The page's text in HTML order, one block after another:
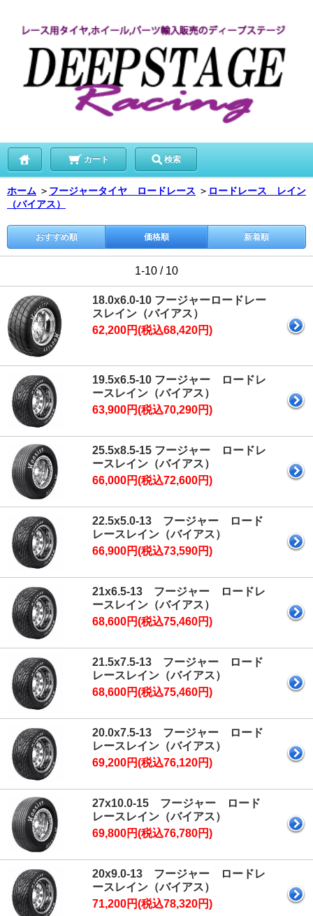
カート 検索
ホーム ＞ フージャータイヤ ロードレース ＞ ロードレース レイン
（バイアス）
おすすめ順 価格順 新着順
1-10 / 10
18.0x6.0-10 フージャーロードレー
スレイン（バイアス）
62,200円(税込68,420円)
19.5x6.5-10 フージャー ロードレ
ースレイン（バイアス）
63,900円(税込70,290円)
25.5x8.5-15 フージャー ロードレ
ースレイン（バイアス）
66,000円(税込72,600円)
22.5x5.0-13 フージャー ロード
レースレイン（バイアス）
66,900円(税込73,590円)
21x6.5-13 フージャー ロードレ
ースレイン（バイアス）
68,600円(税込75,460円)
21.5x7.5-13 フージャー ロード
レースレイン（バイアス）
68,600円(税込75,460円)
20.0x7.5-13 フージャー ロード
レースレイン（バイアス）
69,200円(税込76,120円)
27x10.0-15 フージャー ロード
レースレイン（バイアス）
69,800円(税込76,780円)
20x9.0-13 フージャー ロードレ
ースレイン（バイアス）
71,200円(税込78,320円)